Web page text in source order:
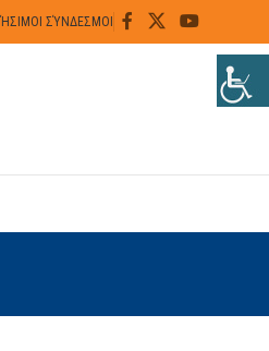
ΣΎΝΔΕΣΜΟΙ